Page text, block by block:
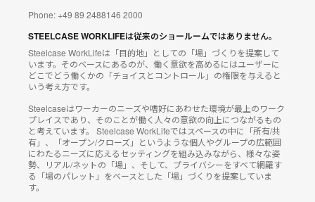
Phone: +49 89 2488146 2000
STEELCASE WORKLIFEは従来のショールームではありません。
Steelcase WorkLifeは「目的地」としての「場」づくりを提案して
います。そのベースにあるのが、働く意欲を高めるにはユーザーに
どこでどう働くかの「チョイスとコントロール」の権限を与えると
いう考え方です。
Steelcaseはワーカーのニーズや嗜好にあわせた環境が最上のワーク
プレイスであり、そのことが働く人々の意欲の向上につながるもの
と考えています。 Steelcase WorkLifeではスペースの中に「所有/共
有」、「オープン/クローズ」というような個人やグループの広範囲
にわたるニーズに応えるセッティングを組み込みながら、様々な姿
勢、リアル/ネットの「場」、そして、プライバシーをすべて網羅す
る「場のパレット」をベースとした「場」づくりを提案していま
す。